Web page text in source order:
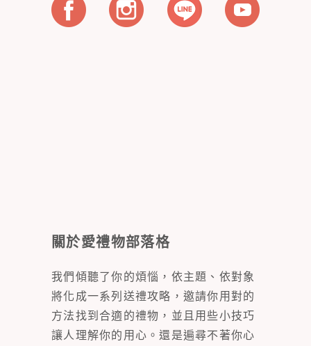
關於愛禮物部落格
我們傾聽了你的煩惱，依主題、依對象
將化成一系列送禮攻略，邀請你用對的
方法找到合適的禮物，並且用些小技巧
讓人理解你的用心。還是遍尋不著你心